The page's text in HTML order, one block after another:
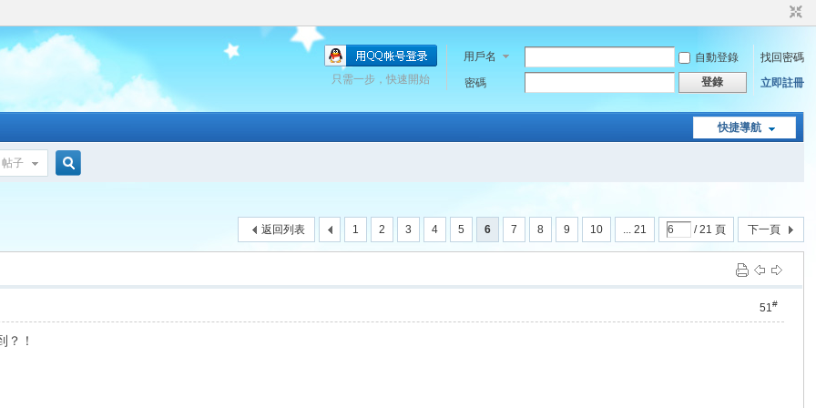
用戶名 自動登錄
找回密碼
密碼
登錄 立即註冊
只需一步，快速開始
快捷導航
帖子
1 2 3 4 5 6 7 8 9 10 ... 21 / 21 頁 下一頁
返回列表
51#
？！